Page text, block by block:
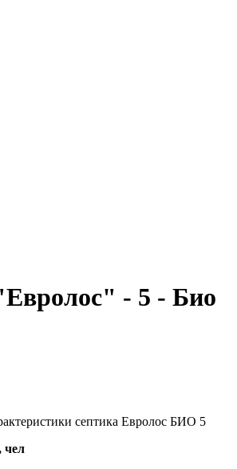
- 5 - Био
септика Евролос БИО 5
чел